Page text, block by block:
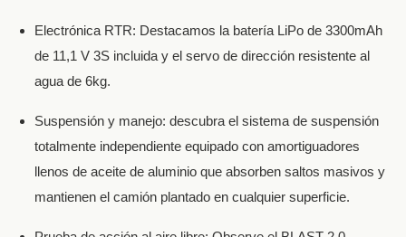
Electrónica RTR: Destacamos la batería LiPo de 3300mAh
de 11,1 V 3S incluida y el servo de dirección resistente al
agua de 6kg.
Suspensión y manejo: descubra el sistema de suspensión
totalmente independiente equipado con amortiguadores
llenos de aceite de aluminio que absorben saltos masivos y
mantienen el camión plantado en cualquier superficie.